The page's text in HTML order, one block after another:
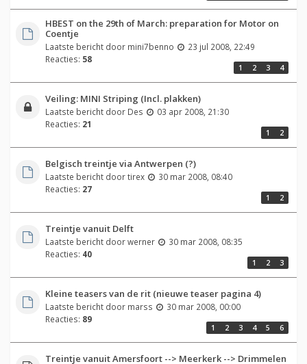
HBEST on the 29th of March: preparation for Motor on
Coentje
Laatste bericht door mini7benno
23 jul 2008, 22:49
Reacties: 58
1 2 3 4
Veiling: MINI Striping (Incl. plakken)
Laatste bericht door Des
03 apr 2008, 21:30
Reacties: 21
1 2
Belgisch treintje via Antwerpen (?)
Laatste bericht doortirex
30 mar 2008, 08:40
Reacties: 27
1 2
Treintje vanuit Delft
Laatste bericht doorwerner
30 mar 2008, 08:35
Reacties: 40
1 2 3
Kleine teasers van de rit (nieuwe teaser pagina 4)
Laatste bericht door marss
30 mar 2008, 00:00
Reacties: 89
1 2 3 4 5 6
Treintje vanuit Amersfoort --> Meerkerk --> Drimmelen